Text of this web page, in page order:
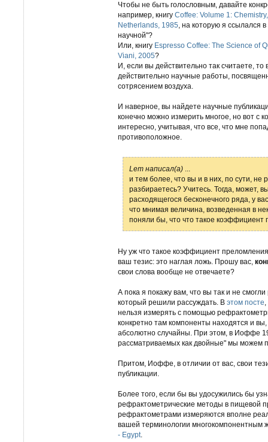
Чтобы не быть голословным, давайте
например, книгу Coffee: Volume 1:
Netherlands, 1985 , на которую я ссылался в
научной"?
Или, книгу Espresso Coffee: The Science of
Viani, 2005?
И, если вы действительно так считаете,
действительно научные работы,
сотрясением воздуха.
И наверное, вы найдете научные
конечно можно измерить многое, но вот с
интересно, учитывая, что все, что мне
противоположное.
Lem написал(а)
и тем более, что вы и в них, по сути, не
разбираетесь? Учитесь. Тогда, может,
расходящегося бесконечного ряда, у
что мнимая величина, возведенная в
поняли бы, что что такое коэффициент
Ну уж что такое коэффициент преломления
ваш тезис: это наглая ложь. Прошу вас,
свои слова вообще не отвечаете?
А пока я покажу вам, что вы так и не
который решили рассуждать. В этом посте
нельзя измерять с помощью
конкретно там компоненты находятся и вы,
абсолютно случайны. При этом, в Иоффе
рассматриваемых как двойные" мы можем
Притом, Иоффе, в отличии от вас, свои
публикации.
Более того, если бы вы удосужились бы
рефрактометрические методы в пищевой
рефрактометрами измеряются вполне
вашей терминологии многокомпонентным
- Egypt